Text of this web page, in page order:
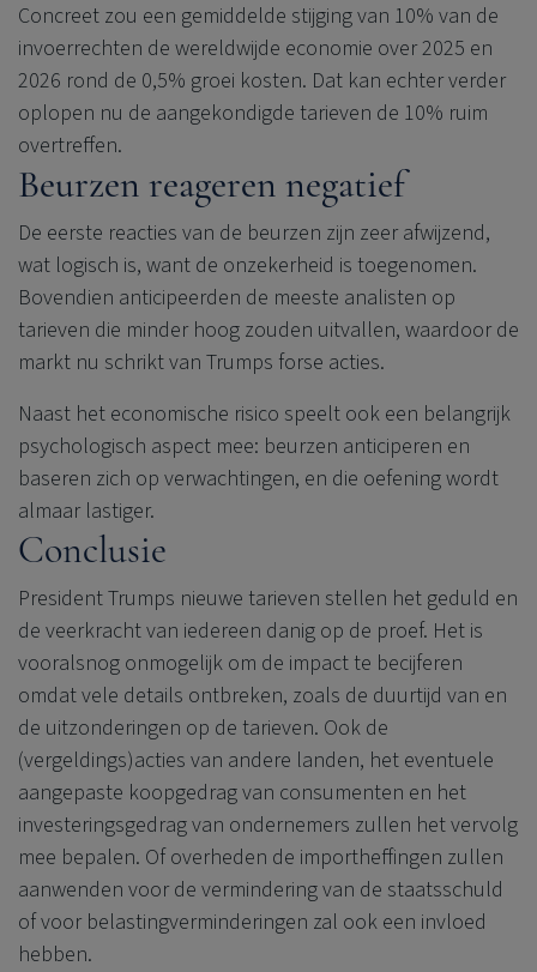
Concreet zou een gemiddelde stijging van 10% van de
invoerrechten de wereldwijde economie over 2025 en
2026 rond de 0,5% groei kosten. Dat kan echter verder
oplopen nu de aangekondigde tarieven de 10% ruim
overtreffen.
Beurzen reageren negatief
De eerste reacties van de beurzen zijn zeer afwijzend,
wat logisch is, want de onzekerheid is toegenomen.
Bovendien anticipeerden de meeste analisten op
tarieven die minder hoog zouden uitvallen, waardoor de
markt nu schrikt van Trumps forse acties.
Naast het economische risico speelt ook een belangrijk
psychologisch aspect mee: beurzen anticiperen en
baseren zich op verwachtingen, en die oefening wordt
almaar lastiger.
Conclusie
President Trumps nieuwe tarieven stellen het geduld en
de veerkracht van iedereen danig op de proef. Het is
vooralsnog onmogelijk om de impact te becijferen
omdat vele details ontbreken, zoals de duurtijd van en
de uitzonderingen op de tarieven. Ook de
(vergeldings)acties van andere landen, het eventuele
aangepaste koopgedrag van consumenten en het
investeringsgedrag van ondernemers zullen het vervolg
mee bepalen. Of overheden de importheffingen zullen
aanwenden voor de vermindering van de staatsschuld
of voor belastingverminderingen zal ook een invloed
hebben.